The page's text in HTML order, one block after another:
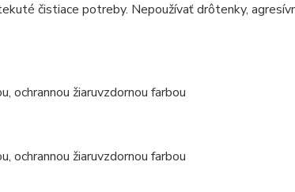
čistiace potreby. Nepoužívať drôtenky,